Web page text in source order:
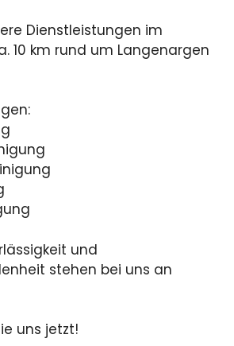
Dienstleistungen im
10 km rund um Langenargen
und
stehen bei uns an
uns jetzt!